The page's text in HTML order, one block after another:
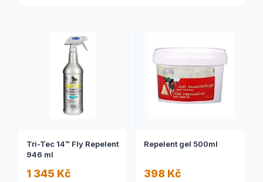
Tri-Tec 14™ Fly Repelent
946 ml
1 345 Kč
Repelent gel 500ml
398 Kč